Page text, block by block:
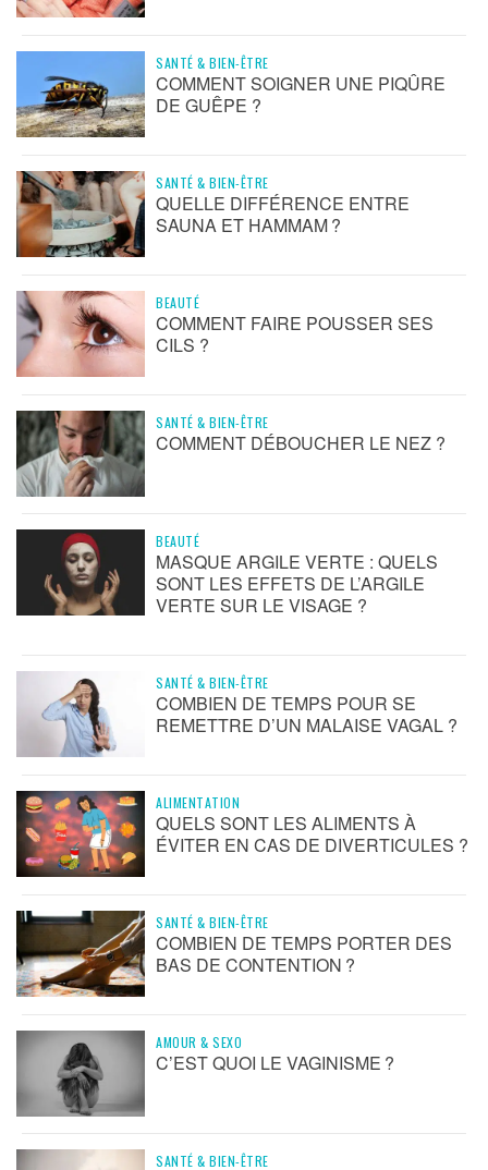
SANTÉ & BIEN-ÊTRE
COMMENT SOIGNER UNE PIQÛRE
DE GUÊPE ?
SANTÉ & BIEN-ÊTRE
QUELLE DIFFÉRENCE ENTRE
SAUNA ET HAMMAM ?
BEAUTÉ
COMMENT FAIRE POUSSER SES
CILS ?
SANTÉ & BIEN-ÊTRE
COMMENT DÉBOUCHER LE NEZ ?
BEAUTÉ
MASQUE ARGILE VERTE : QUELS
SONT LES EFFETS DE L’ARGILE
VERTE SUR LE VISAGE ?
SANTÉ & BIEN-ÊTRE
COMBIEN DE TEMPS POUR SE
REMETTRE D’UN MALAISE VAGAL ?
ALIMENTATION
QUELS SONT LES ALIMENTS À
ÉVITER EN CAS DE DIVERTICULES ?
SANTÉ & BIEN-ÊTRE
COMBIEN DE TEMPS PORTER DES
BAS DE CONTENTION ?
AMOUR & SEXO
C’EST QUOI LE VAGINISME ?
SANTÉ & BIEN-ÊTRE